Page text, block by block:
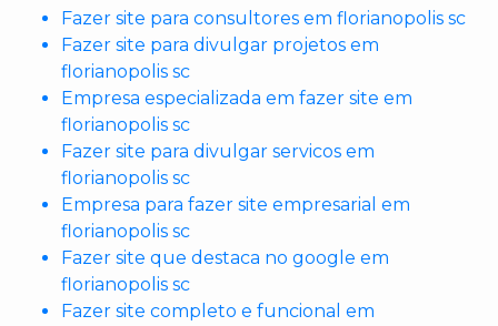
Fazer site para consultores em florianopolis sc
Fazer site para divulgar projetos em
florianopolis sc
Empresa especializada em fazer site em
florianopolis sc
Fazer site para divulgar servicos em
florianopolis sc
Empresa para fazer site empresarial em
florianopolis sc
Fazer site que destaca no google em
florianopolis sc
Fazer site completo e funcional em